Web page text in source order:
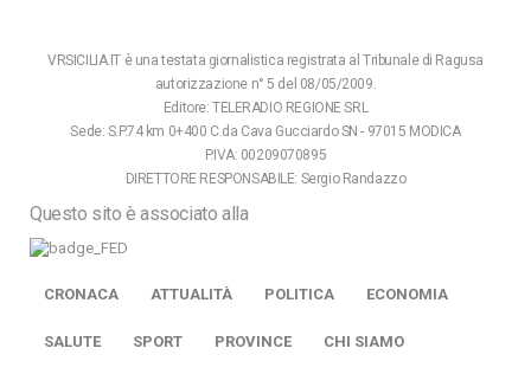
VRSICILIA.IT è una testata giornalistica registrata al Tribunale di Ragusa
autorizzazione n° 5 del 08/05/2009.
Editore: TELERADIO REGIONE SRL
Sede: S.P.74 km 0+400 C.da Cava Gucciardo SN - 97015 MODICA
P.IVA: 00209070895
DIRETTORE RESPONSABILE: Sergio Randazzo
Questo sito è associato alla
CRONACA ATTUALITÀ POLITICA ECONOMIA
SALUTE SPORT PROVINCE CHI SIAMO